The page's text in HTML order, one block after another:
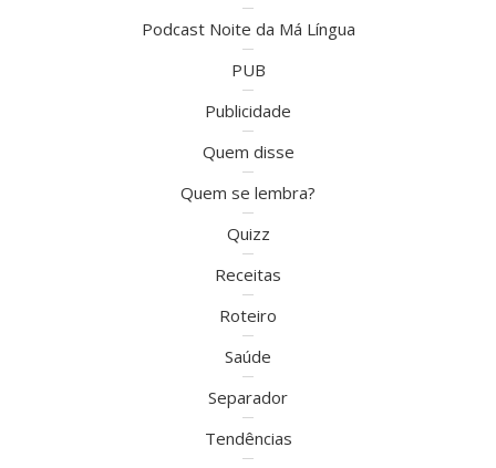
Podcast Noite da Má Língua
PUB
Publicidade
Quem disse
Quem se lembra?
Quizz
Receitas
Roteiro
Saúde
Separador
Tendências